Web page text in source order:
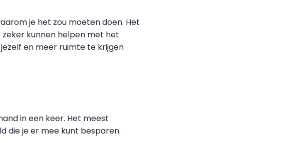
je het zou moeten doen. Het
kunnen helpen met het
en meer ruimte te krijgen
in een keer. Het meest
die je er mee kunt besparen.